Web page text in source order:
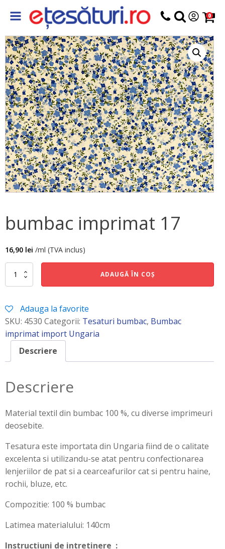
0
bumbac imprimat 17
16,90 lei /ml (TVA inclus)
Cantitate
bumbac
ADAUGĂ ÎN COȘ
Adauga la favorite
SKU: 4530 Categorii: Tesaturi bumbac, Bumbac
imprimat import Ungaria
Descriere
Descriere
Material textil din bumbac 100 %, cu diverse imprimeuri
deosebite.
Tesatura este importata din Ungaria fiind de o calitate
excelenta si utilizandu-se atat pentru confectionarea
lenjeriilor de pat si a cearceafurilor cat si pentru haine,
rochii, bluze, etc.
Compozitie: 100 % bumbac
Latimea materialului: 140cm
Instructiuni de intretinere :